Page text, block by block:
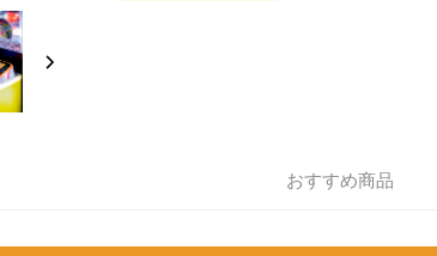
おすすめ商品